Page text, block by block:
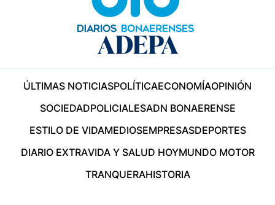
ÚLTIMAS NOTICIASPOLÍTICAECONOMÍAOPINIÓN
SOCIEDADPOLICIALESADN BONAERENSE
ESTILO DE VIDAMEDIOSEMPRESASDEPORTES
DIARIO EXTRAVIDA Y SALUD HOYMUNDO MOTOR
TRANQUERAHISTORIA